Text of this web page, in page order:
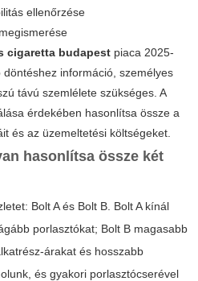
ellenőrzése
cigaretta budapest piaca 2025-
információ, személyes
távú szemlélete szükséges. A
érdekében hasonlítsa össze a
és az üzemeltetési költségeket.
hasonlítsa össze két
Bolt A és Bolt B. Bolt A kínál
porlasztókat; Bolt B magasabb
árakat és hosszabb
és gyakori porlasztócserével